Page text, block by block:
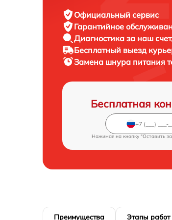
Официальный сервис
Гарантийное
Диагностика за наш
Бесплатный выезд
Замена шнура питания
Бесплатная
Нажимая на кнопку "Оставить
Преимущества Этапы работ